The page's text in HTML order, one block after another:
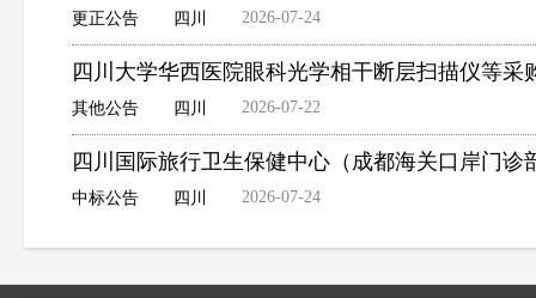
更正公告 四川 2026-07-24
四川大学华西医院眼科光学相干断层扫描仪等采
其他公告 四川 2026-07-22
四川国际旅行卫生保健中心（成都海关口岸门
中标公告 四川 2026-07-24